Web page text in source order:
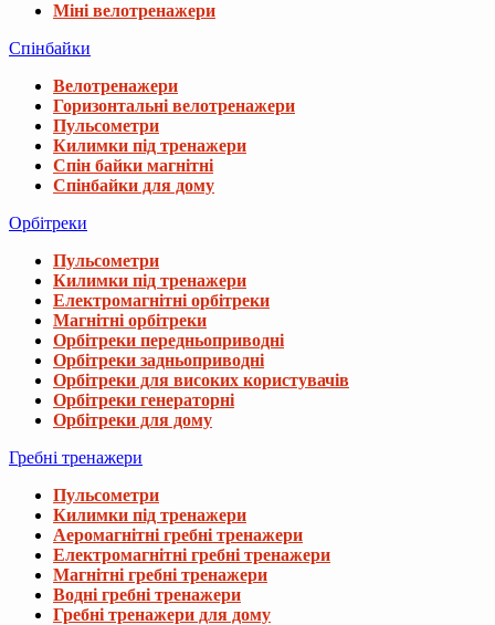
Міні велотренажери
Спінбайки
Велотренажери
Горизонтальні велотренажери
Пульсометри
Килимки під тренажери
Спін байки магнітні
Спінбайки для дому
Орбітреки
Пульсометри
Килимки під тренажери
Електромагнітні орбітреки
Магнітні орбітреки
Орбітреки передньоприводні
Орбітреки задньоприводні
Орбітреки для високих користувачів
Орбітреки генераторні
Орбітреки для дому
Гребні тренажери
Пульсометри
Килимки під тренажери
Аеромагнітні гребні тренажери
Електромагнітні гребні тренажери
Магнітні гребні тренажери
Водні гребні тренажери
Гребні тренажери для дому